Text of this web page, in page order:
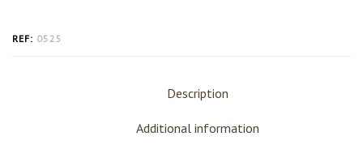
REF: 0525
Description
Additional information